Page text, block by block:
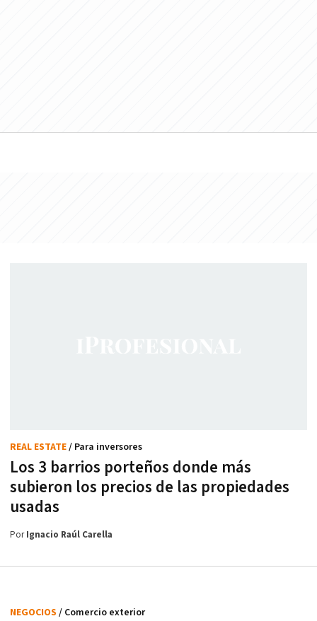
Los 3 barrios porteños donde más
subieron los precios de las propiedades
usadas
REAL ESTATE/ Para inversores
PorIgnacio Raúl Carella
NEGOCIOS / Comercio exterior